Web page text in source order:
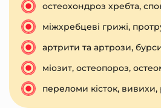
остеохондроз хребта,
міжхребцеві грижі,
артрити та артрози,
міозит, остеопороз,
переломи кісток,